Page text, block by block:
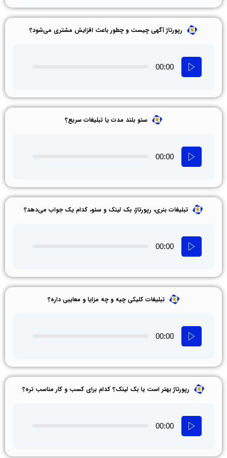
رپورتاژ آگهی چیست و چطور باعث افزایش مشتری می‌شود؟
00:00
سئو بلند مدت یا تبلیغات سریع؟
00:00
تبلیغات بنری، رپورتاژ، بک لینک و سئو، کدام یک جواب می‌دهد؟
00:00
تبلیغات کلیکی چیه و چه مزایا و معایبی داره؟
00:00
رپورتاژ بهتر است یا بک‌ لینک؟ کدام برای کسب‌ و کار مناسب‌ تره؟
00:00